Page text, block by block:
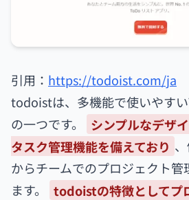
引用： https://todoist.com/ja
todoistは、多機能で使いやす
の一つです。
シンプルなデザ
タスク管理機能を備えており
からチームでのプロジェクト管
ます。
todoistの特徴としてプ